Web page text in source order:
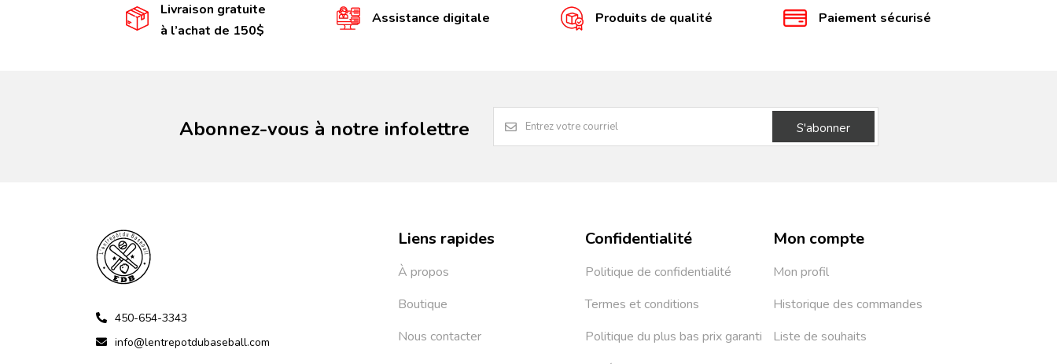
Livraison gratuite
à l’achat de 150$
Assistance digitale Produits de qualité Paiement sécurisé
Abonnez-vous à notre infolettre S'abonner
450-654-3343
info@lentrepotdubaseball.com
Liens rapides
À propos
Boutique
Nous contacter
Confidentialité
Politique de confidentialité
Termes et conditions
Politique du plus bas prix garanti
Mon compte
Mon profil
Historique des commandes
Liste de souhaits